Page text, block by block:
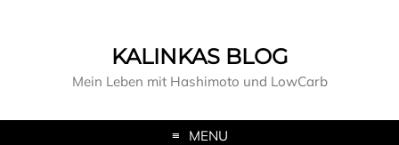
KALINKAS BLOG
Mein Leben mit Hashimoto und LowCarb
MENU